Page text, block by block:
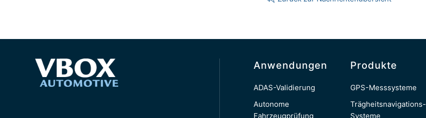
Anwendungen
ADAS-Validierung
Autonome
Fahrzeugprüfung
Produkte
GPS-Messsysteme
Trägheitsnavigations-
Systeme